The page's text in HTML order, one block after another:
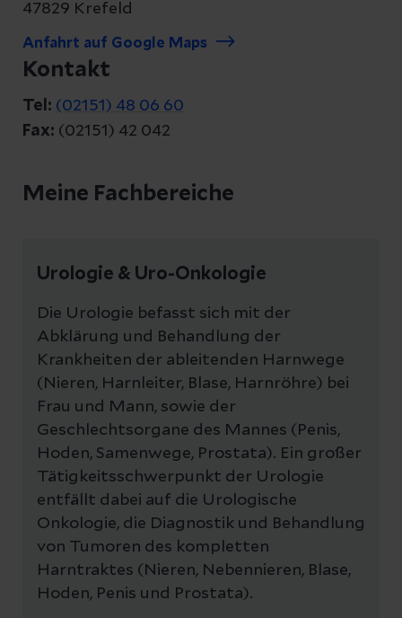
47829 Krefeld
Anfahrt auf Google Maps
Kontakt
Tel: (02151) 48 06 60
Fax: (02151) 42 042
Meine Fachbereiche
Urologie & Uro-Onkologie
Die Urologie befasst sich mit der
Abklärung und Behandlung der
Krankheiten der ableitenden Harnwege
(Nieren, Harnleiter, Blase, Harnröhre) bei
Frau und Mann, sowie der
Geschlechtsorgane des Mannes (Penis,
Hoden, Samenwege, Prostata). Ein großer
Tätigkeitsschwerpunkt der Urologie
entfällt dabei auf die Urologische
Onkologie, die Diagnostik und Behandlung
von Tumoren des kompletten
Harntraktes (Nieren, Nebennieren, Blase,
Hoden, Penis und Prostata).